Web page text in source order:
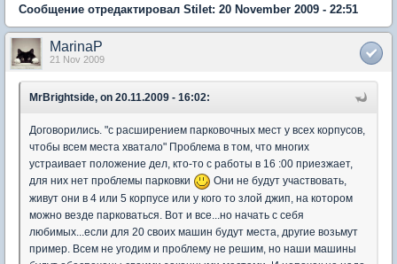
Сообщение отредактировал Stilet: 20 November 2009 - 22:51
MarinaP
21 Nov 2009
MrBrightside, on 20.11.2009 - 16:02:
Договорились. "с расширением парковочных мест у всех корпусов,
чтобы всем места хватало" Проблема в том, что многих
устраивает положение дел, кто-то с работы в 16 :00 приезжает,
для них нет проблемы парковки
Они не будут участвовать,
живут они в 4 или 5 корпусе или у кого то злой джип, на котором
можно везде парковаться. Вот и все...но начать с себя
любимых...если для 20 своих машин будут места, другие возьмут
пример. Всем не угодим и проблему не решим, но наши машины